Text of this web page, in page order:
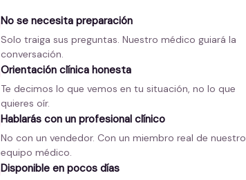
No se necesita preparación
Solo traiga sus preguntas. Nuestro médico guiará la
conversación.
Orientación clínica honesta
Te decimos lo que vemos en tu situación, no lo que
quieres oír.
Hablarás con un profesional clínico
No con un vendedor. Con un miembro real de nuestro
equipo médico.
Disponible en pocos días